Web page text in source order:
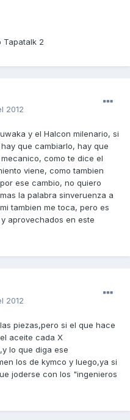
Tapatalk 2
2012
y el Halcon milenario, si
que cambiarlo, hay que
como te dice el
viene, como tambien
ese cambio, no quiero
la palabra sinveruenza a
tambien me toca, pero es
aprovechados en este
2012
piezas,pero si el que hace
aceite cada X
lo que diga ese
los de kymco y luego,ya si
joderse con los "ingenieros